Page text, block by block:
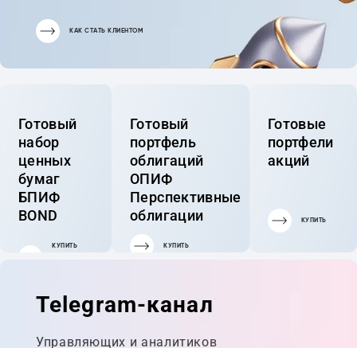
КАК СТАТЬ КЛИЕНТОМ
Готовый
набор
ценных
бумаг
БПИФ
BOND
КУПИТЬ
Готовый
портфель
облигаций
ОПИФ
Перспективные
облигации
КУПИТЬ
Готовые
портфели
акций
КУПИТЬ
Telegram-канал
Управляющих и аналитиков